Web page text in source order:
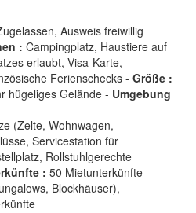
Ausweis freiwillig
: Campingplatz, Haustiere auf
erlaubt, Visa-Karte,
Ferienschecks - Größe :
hügeliges Gelände - Umgebung
(Zelte, Wohnwagen,
Servicestation für
Rollstuhlgerechte
: 50 Mietunterkünfte
Blockhäuser),